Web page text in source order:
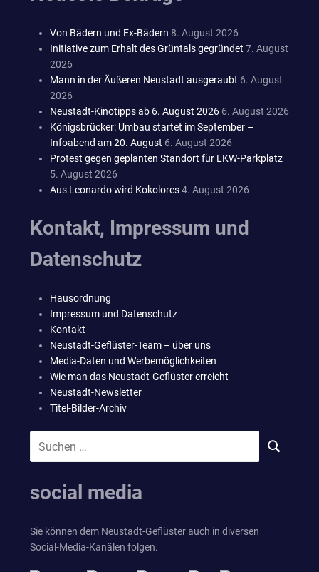
Von Bädern und Ex-Bädern 8. August 2026
Initiative zum Erhalt des Grüntals gegründet 7. August
2026
Mann in der Äußeren Neustadt ausgeraubt 6. August
2026
Neustadt-Kinotipps ab 6. August 2026 6. August 2026
Königsbrücker: Umbau startet im September –
Infoabend am 20. August 6. August 2026
Protest gegen geplanten Standort für LKW-Parkplatz
5. August 2026
Aus Leonardo wird Kokolores4. August 2026
Kontakt, Impressum und
Datenschutz
Hausordnung
Impressum und Datenschutz
Kontakt
Neustadt-Geflüster-Team – über uns
Media-Daten und Werbemöglichkeiten
Wie man das Neustadt-Geflüster erreicht
Neustadt-Newsletter
Titel-Bilder-Archiv
nach:
SUCHEN
social media
Sie können dem Neustadt-Geflüster auch in diversen
Social-Media-Kanälen folgen.